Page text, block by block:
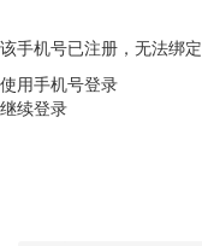
该手机号已注册，无法绑定
使用手机号登录
继续登录